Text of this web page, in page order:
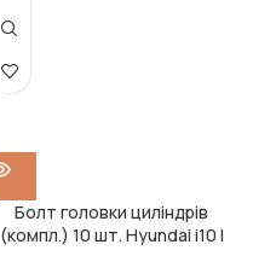
Болт головки циліндрів
(компл.) 10 шт. Hyundai i10 I